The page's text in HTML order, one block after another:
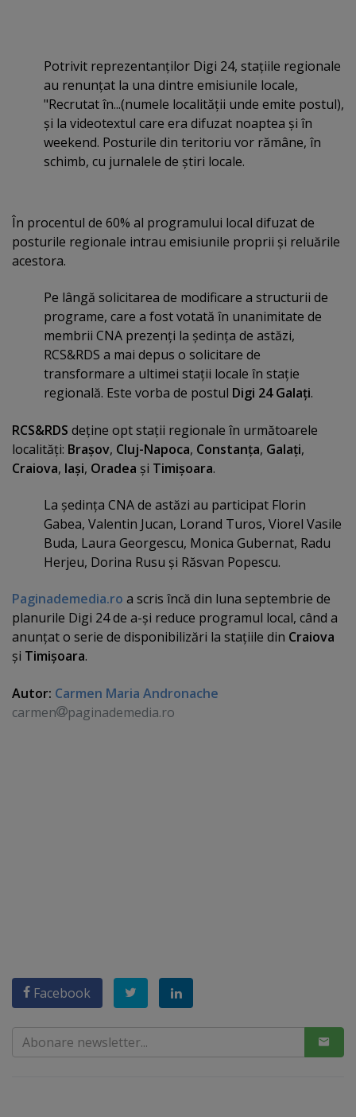
Potrivit reprezentanţilor Digi 24, staţiile regionale
au renunţat la una dintre emisiunile locale,
"Recrutat în...(numele localităţii unde emite postul),
şi la videotextul care era difuzat noaptea şi în
weekend. Posturile din teritoriu vor rămâne, în
schimb, cu jurnalele de ştiri locale.
În procentul de 60% al programului local difuzat de
posturile regionale intrau emisiunile proprii şi reluările
acestora.
Pe lângă solicitarea de modificare a structurii de
programe, care a fost votată în unanimitate de
membrii CNA prezenţi la şedinţa de astăzi,
RCS&RDS a mai depus o solicitare de
transformare a ultimei staţii locale în staţie
regională. Este vorba de postul Digi 24 Galaţi.
RCS&RDS deţine opt staţii regionale în următoarele
localităţi: Braşov, Cluj-Napoca, Constanţa, Galaţi,
Craiova, Iaşi, Oradea şi Timişoara.
La şedinţa CNA de astăzi au participat Florin
Gabea, Valentin Jucan, Lorand Turos, Viorel Vasile
Buda, Laura Georgescu, Monica Gubernat, Radu
Herjeu, Dorina Rusu şi Răsvan Popescu.
Paginademedia.ro a scris încă din luna septembrie de
planurile Digi 24 de a-şi reduce programul local, când a
anunţat o serie de disponibilizări la staţiile din Craiova
şi Timişoara.
Autor: Carmen Maria Andronache
carmen
paginademedia.ro
Facebook